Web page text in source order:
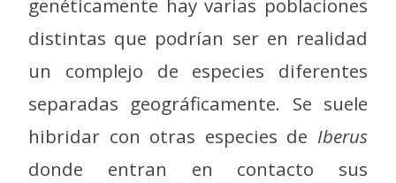
genéticamente hay varias poblaciones
distintas que podrían ser en realidad
un complejo de especies diferentes
separadas geográficamente. Se suele
hibridar con otras especies de Iberus
donde entran en contacto sus